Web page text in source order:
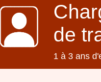
de
1 à 3 ans